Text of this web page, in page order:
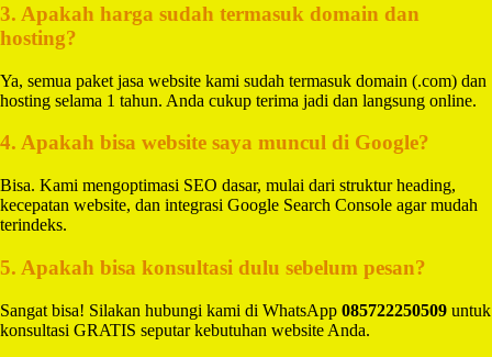
3. Apakah harga sudah termasuk domain dan
hosting?
Ya, semua paket jasa website kami sudah termasuk domain (.com) dan
hosting selama 1 tahun. Anda cukup terima jadi dan langsung online.
4. Apakah bisa website saya muncul di Google?
Bisa. Kami mengoptimasi SEO dasar, mulai dari struktur heading,
kecepatan website, dan integrasi Google Search Console agar mudah
terindeks.
5. Apakah bisa konsultasi dulu sebelum pesan?
Sangat bisa! Silakan hubungi kami di WhatsApp 085722250509 untuk
konsultasi GRATIS seputar kebutuhan website Anda.